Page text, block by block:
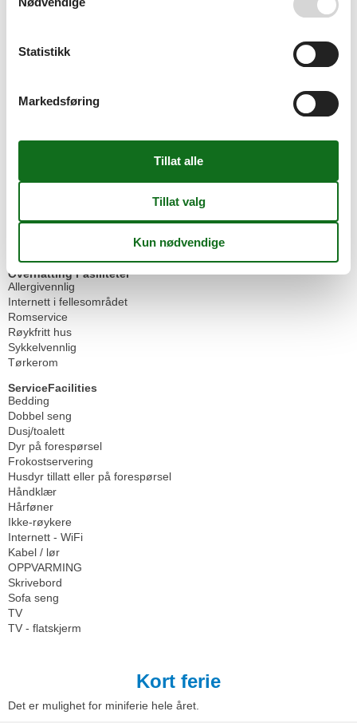
Til supermarkedet
200 m
1 km
Til trikken/trikken
1 km
Inngjerdet tomt
Overnatting Fasiliteter
Allergivennlig
Internett i fellesområdet
Romservice
Røykfritt hus
Sykkelvennlig
Tørkerom
ServiceFacilities
Bedding
Dobbel seng
Dusj/toalett
Dyr på forespørsel
Frokostservering
Husdyr tillatt eller på forespørsel
Håndklær
Hårføner
Ikke-røykere
Internett - WiFi
Kabel / lør
OPPVARMING
Skrivebord
Sofa seng
TV
TV - flatskjerm
Kort ferie
Det er mulighet for miniferie hele året.
Statistikk
Markedsføring